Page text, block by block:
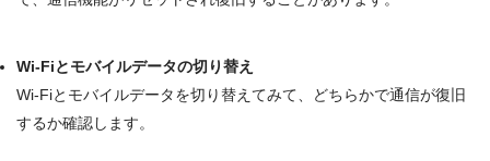
Wi-Fiとモバイルデータの切り替え
Wi-Fiとモバイルデータを切り替えてみて、どちらかで通信が復旧
するか確認します。